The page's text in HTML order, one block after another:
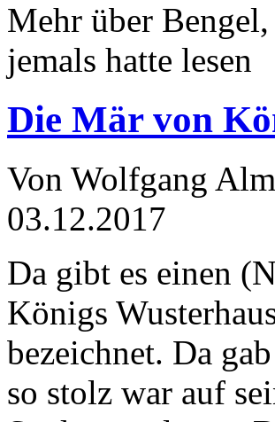
Mehr über
jemals hatte lesen
Die Mär von
Von Wolfgang
03.12.2017
Da gibt es einen
Königs
bezeichnet. Da
so stolz war auf